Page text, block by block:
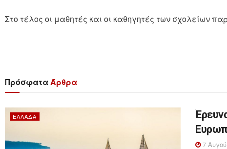
Στο τέλος οι μαθητές και οι καθηγητές των σχολείων
ΠρόσφαταΆρθρα
ΕΛΛΆΔΑ
7